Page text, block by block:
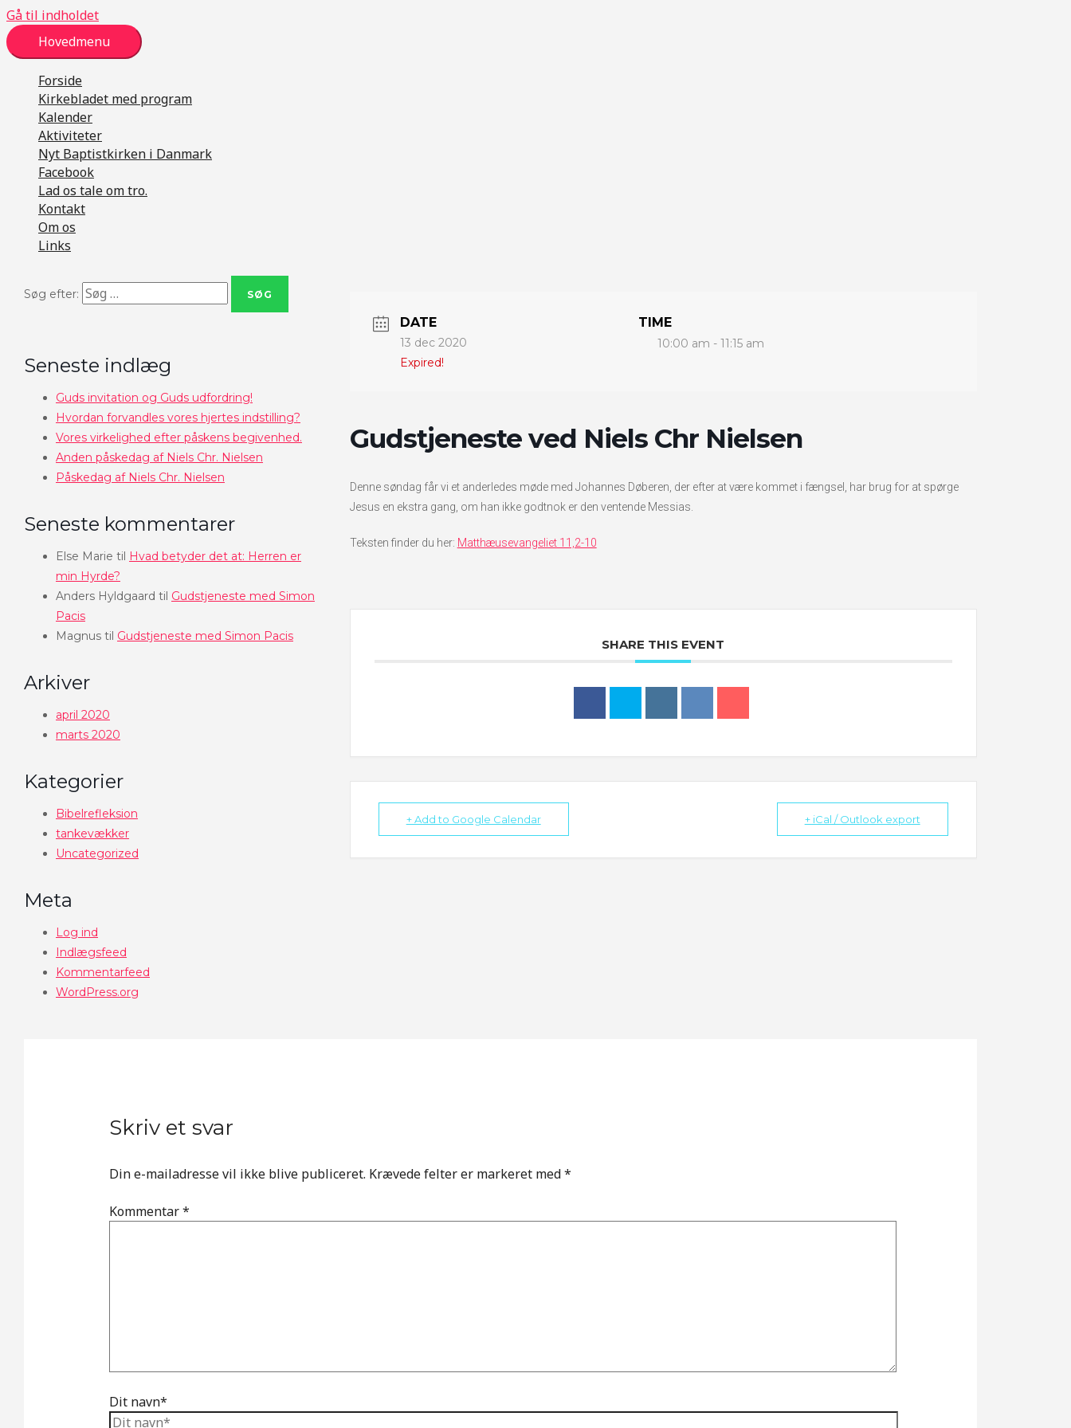
Gå til indholdet
Hovedmenu
Forside
Kirkebladet med program
Kalender
Aktiviteter
Nyt Baptistkirken i Danmark
Facebook
Lad os tale om tro.
Kontakt
Om os
Links
Søg efter:
Seneste indlæg
Guds invitation og Guds udfordring!
Hvordan forvandles vores hjertes indstilling?
Vores virkelighed efter påskens begivenhed.
Anden påskedag af Niels Chr. Nielsen
Påskedag af Niels Chr. Nielsen
Seneste kommentarer
Else Marie til Hvad betyder det at: Herren er
min Hyrde?
Anders Hyldgaard til Gudstjeneste med Simon
Pacis
Magnus til Gudstjeneste med Simon Pacis
Arkiver
april 2020
marts 2020
Kategorier
Bibelrefleksion
tankevækker
Uncategorized
Meta
Log ind
Indlægsfeed
Kommentarfeed
WordPress.org
DATE
13 dec 2020
Expired!
TIME
10:00 am - 11:15 am
Gudstjeneste ved Niels Chr Nielsen
Denne søndag får vi et anderledes møde med Johannes Døberen, der efter at være kommet i fængsel, har brug for at spørge
Jesus en ekstra gang, om han ikke godtnok er den ventende Messias.
Teksten finder du her: Matthæusevangeliet 11,2-10
SHARE THIS EVENT
+ Add to Google Calendar + iCal / Outlook export
Skriv et svar
Din e-mailadresse vil ikke blive publiceret. Krævede felter er markeret med*
Kommentar*
Dit navn*